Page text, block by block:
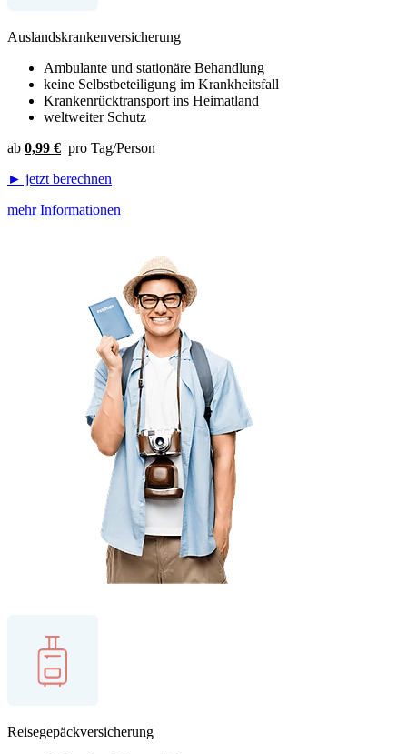
Auslandskrankenversicherung
Ambulante und stationäre Behandlung
keine Selbstbeteiligung im Krankheitsfall
Krankenrücktransport ins Heimatland
weltweiter Schutz
ab 0,99 € pro Tag/Person
► jetzt berechnen
mehr Informationen
Reisegepäckversicherung